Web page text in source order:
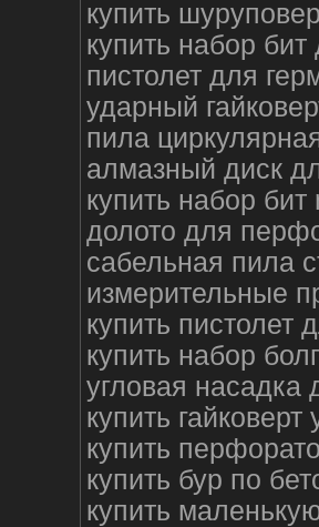
купить
купить набор
пистолет для
ударный
пила
алмазный диск
купить набор
долото для
сабельная пила
измерительные
купить пистолет
купить набор
угловая насадка
купить
купить
купить бур по
купить